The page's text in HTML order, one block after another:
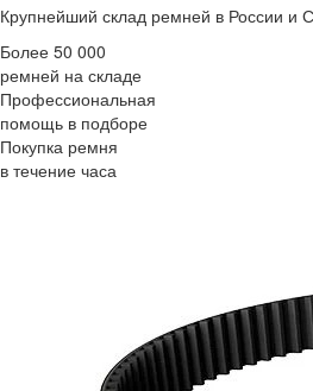
Крупнейший склад ремней в России и
Более 50 000
ремней на складе
Профессиональная
помощь в подборе
Покупка ремня
в течение часа